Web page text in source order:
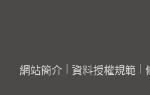
網站簡介 資料授權規範